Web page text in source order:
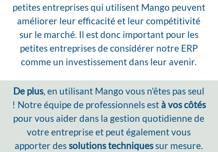
petites entreprises qui utilisent Mango peuvent
améliorer leur efficacité et leur compétitivité
sur le marché. Il est donc important pour les
petites entreprises de considérer notre ERP
comme un investissement dans leur avenir.
De plus, en utilisant Mango vous n'êtes pas seul
! Notre équipe de professionnels est à vos côtés
pour vous aider dans la gestion quotidienne de
votre entreprise et peut également vous
apporter dessolutions techniquessur mesure.